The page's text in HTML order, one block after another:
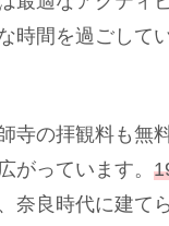
時間を過ごして
寺の拝観料も無
がっています。
奈良時代に建て